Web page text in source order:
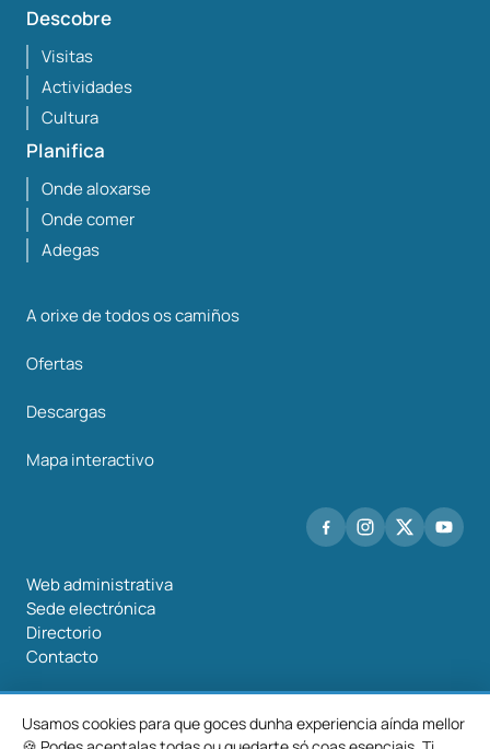
Descobre
Visitas
Actividades
Cultura
Planifica
Onde aloxarse
Onde comer
Adegas
A orixe de todos os camiños
Ofertas
Descargas
Mapa interactivo
Web administrativa
Sede electrónica
Directorio
Contacto
Usamos cookies para que goces dunha experiencia aínda mellor